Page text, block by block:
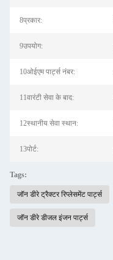
8प्रकार:
9उपयोग:
10ओईएम पार्ट्स नंबर:
11वारंटी सेवा के बाद:
12स्थानीय सेवा स्थान:
13पोर्ट:
Tags:
जॉन डीरे ट्रैक्टर रिप्लेसमेंट पार्ट्स
जॉन डीरे डीजल इंजन पार्ट्स